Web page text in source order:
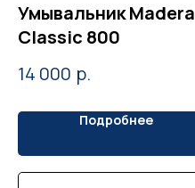
Умывальник Madera
Classic 800
14 000 р.
Подробнее